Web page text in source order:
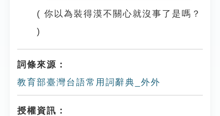
( 你以為裝得漠不關心就沒事了是嗎？
)
詞條來源：
教育部臺灣台語常用詞辭典_外外
授權資訊：